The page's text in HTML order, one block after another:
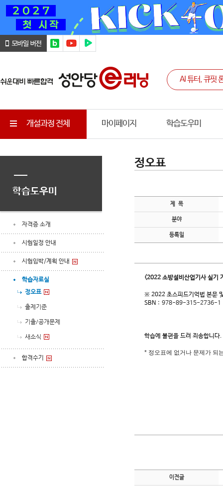
개설과정 전체 마이페이지 학습도우미
학습도우미
자격증 소개
시험일정 안내
시험임박/계획 안내
학습자료실
정오표
출제기준
기출/공개문제
새소식
합격수기
정오표
제 목
분야
등록일
<2022 소방설비산업기사 실기
※ 2022 초스피드기억법 본문
SBN : 978-89-315-2736-1
학습에 불편을 드려 죄송합니다.
* 정오표에 없거나 문제가 되
이전글